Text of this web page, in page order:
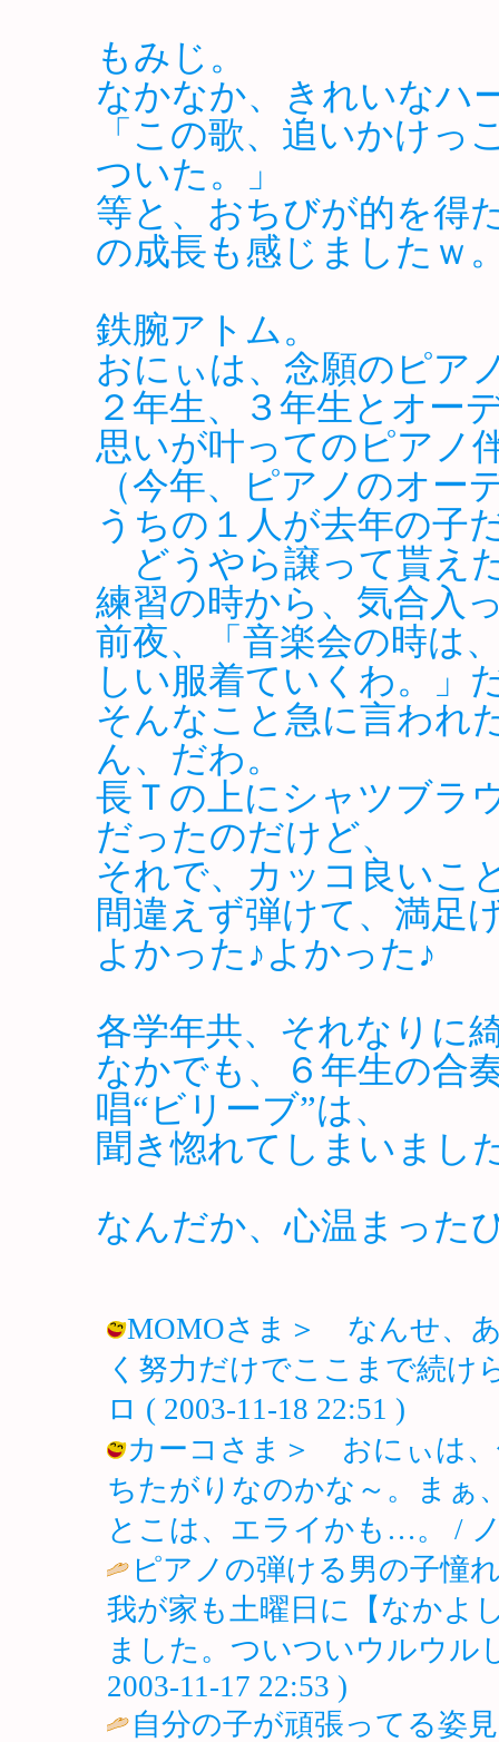
もみじ。
なかなか、きれいなハ
「この歌、追いかけっ
ついた。」
等と、おちびが的を得
の成長も感じましたｗ
鉄腕アトム。
おにぃは、念願のピア
２年生、３年生とオー
思いが叶ってのピアノ
（今年、ピアノのオー
うちの１人が去年の子
どうやら譲って貰え
練習の時から、気合入
前夜、「音楽会の時は
しい服着ていくわ。」
そんなこと急に言われ
ん、だわ。
長Ｔの上にシャツブラ
だったのだけど、
それで、カッコ良いこ
間違えず弾けて、満足
よかった♪よかった♪
各学年共、それなりに
なかでも、６年生の合
唱“ビリーブ”は、
聞き惚れてしまいまし
なんだか、心温まった
MOMOさま＞ なんせ、
く努力だけでここまで続け
ロ ( 2003-11-18 22:51 )
カーコさま＞ おにぃは、
ちたがりなのかな～。まぁ
とこは、エライかも…。 /
ピアノの弾ける男の子
我が家も土曜日に【なかよ
ました。ついついウルウ
2003-11-17 22:53 )
自分の子が頑張ってる姿